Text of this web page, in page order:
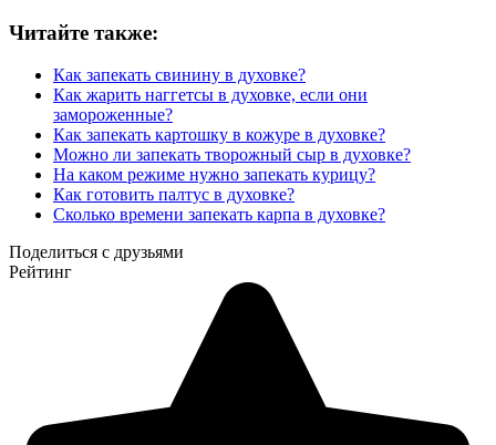
Читайте также:
Как запекать свинину в духовке?
Как жарить наггетсы в духовке, если они
замороженные?
Как запекать картошку в кожуре в духовке?
Можно ли запекать творожный сыр в духовке?
На каком режиме нужно запекать курицу?
Как готовить палтус в духовке?
Сколько времени запекать карпа в духовке?
Поделиться с друзьями
Рейтинг